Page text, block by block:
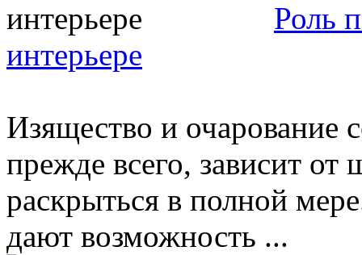
Роль
интерьере
Изящество и очарование
прежде всего, зависит
раскрыться в полной
дают возможность ...